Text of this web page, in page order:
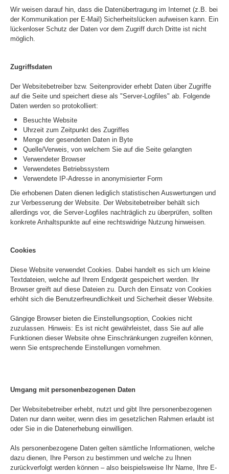
Wir weisen darauf hin, dass die Datenübertragung im Internet (z.B. bei
der Kommunikation per E-Mail) Sicherheitslücken aufweisen kann. Ein
lückenloser Schutz der Daten vor dem Zugriff durch Dritte ist nicht
möglich.
Zugriffsdaten
Der Websitebetreiber bzw. Seitenprovider erhebt Daten über Zugriffe
auf die Seite und speichert diese als "Server-Logfiles" ab. Folgende
Daten werden so protokolliert:
Besuchte Website
Uhrzeit zum Zeitpunkt des Zugriffes
Menge der gesendeten Daten in Byte
Quelle/Verweis, von welchem Sie auf die Seite gelangten
Verwendeter Browser
Verwendetes Betriebssystem
Verwendete IP-Adresse in anonymisierter Form
Die erhobenen Daten dienen lediglich statistischen Auswertungen und
zur Verbesserung der Website. Der Websitebetreiber behält sich
allerdings vor, die Server-Logfiles nachträglich zu überprüfen, sollten
konkrete Anhaltspunkte auf eine rechtswidrige Nutzung hinweisen.
Cookies
Diese Website verwendet Cookies. Dabei handelt es sich um kleine
Textdateien, welche auf Ihrem Endgerät gespeichert werden. Ihr
Browser greift auf diese Dateien zu. Durch den Einsatz von Cookies
erhöht sich die Benutzerfreundlichkeit und Sicherheit dieser Website.
Gängige Browser bieten die Einstellungsoption, Cookies nicht
zuzulassen. Hinweis: Es ist nicht gewährleistet, dass Sie auf alle
Funktionen dieser Website ohne Einschränkungen zugreifen können,
wenn Sie entsprechende Einstellungen vornehmen.
Umgang mit personenbezogenen Daten
Der Websitebetreiber erhebt, nutzt und gibt Ihre personenbezogenen
Daten nur dann weiter, wenn dies im gesetzlichen Rahmen erlaubt ist
oder Sie in die Datenerhebung einwilligen.
Als personenbezogene Daten gelten sämtliche Informationen, welche
dazu dienen, Ihre Person zu bestimmen und welche zu Ihnen
zurückverfolgt werden können – also beispielsweise Ihr Name, Ihre E-